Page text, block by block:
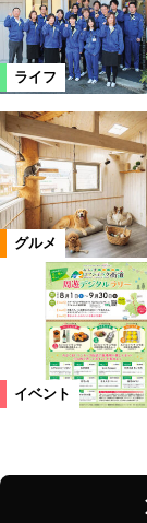
ライフ
グルメ
イベント